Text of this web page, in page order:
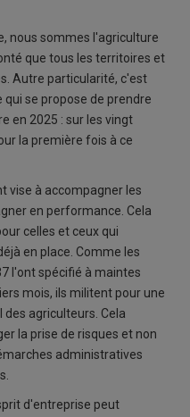
nous sommes l'agriculture
que tous les territoires et
Autre particularité, c'est
se propose de prendre
en 2025 : sur les vingt
la première fois à ce
vise à accompagner les
en performance. Cela
celles et ceux qui
en place. Comme les
l'ont spécifié à maintes
mois, ils militent pour une
agriculteurs. Cela
la prise de risques et non
administratives
d'entreprise peut